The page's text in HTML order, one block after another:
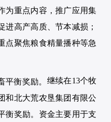
为重点内容，推广应用集
进高产高质、节本减损；
点聚焦粮食精量播种等急
平衡奖励。 继续在13个牧
和北大荒农垦集团有限公
衡奖励。资金主要用于支